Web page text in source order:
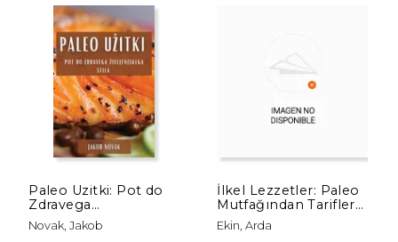
Paleo Uzitki: Pot do
Zdravega
Zivljenjskega Stila (en
Esloveno)
Novak, Jakob
İlkel Lezzetler: Paleo
Mutfağından Tarifler
(en Turco)
Ekin, Arda